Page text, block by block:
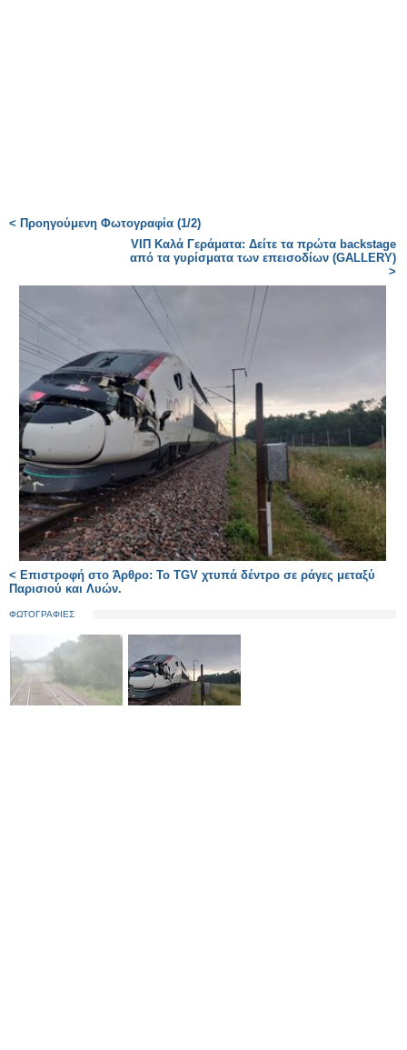
< Προηγούμενη Φωτογραφία (1/2)
VIΠ Καλά Γεράματα: Δείτε τα πρώτα backstage
από τα γυρίσματα των επεισοδίων (GALLERY)
>
< Επιστροφή στο Άρθρο: Το TGV χτυπά δέντρο σε ράγες μεταξύ
Παρισιού και Λυών.
ΦΩΤΟΓΡΑΦΙΕΣ